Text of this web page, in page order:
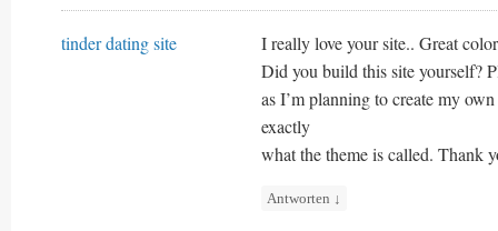
tinder dating site
I really love your site.. Great
Did you build this site yourself?
as I’m planning to create my
exactly
what the theme is called. Thank
Antworten ↓